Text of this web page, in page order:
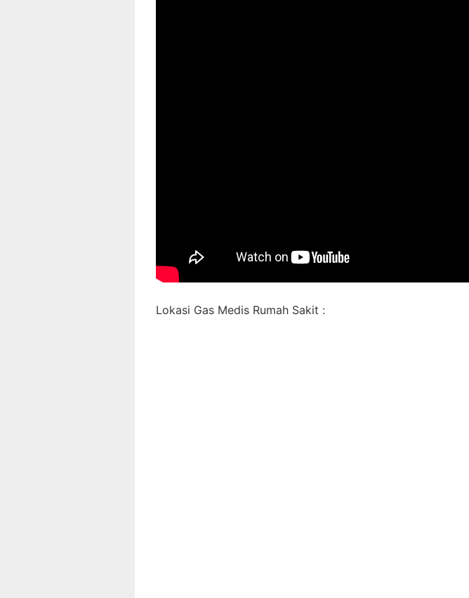
Lokasi Gas Medis Rumah Sakit :